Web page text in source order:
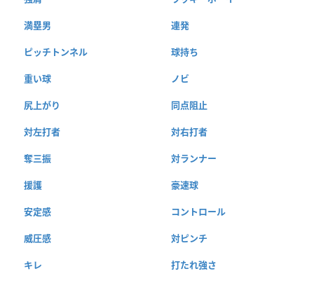
満塁男 連発
ピッチトンネル 球持ち
重い球 ノビ
尻上がり 同点阻止
対左打者 対右打者
奪三振 対ランナー
援護 豪速球
安定感 コントロール
威圧感 対ピンチ
キレ 打たれ強さ